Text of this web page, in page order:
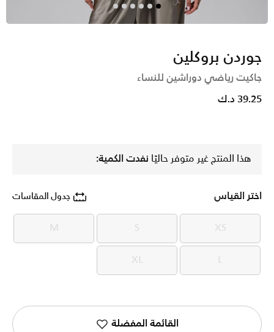
جوردن بروكلين
جاكيت رياضي دوراشين للنساء
39.25 د.ك
هذا المنتج غير متوفر حاليًا نفدت الكمية:
اختر القياس جدول المقاسات
XS
XS
S
S
M
M
L
L
XL
XL
القائمة المفضلة